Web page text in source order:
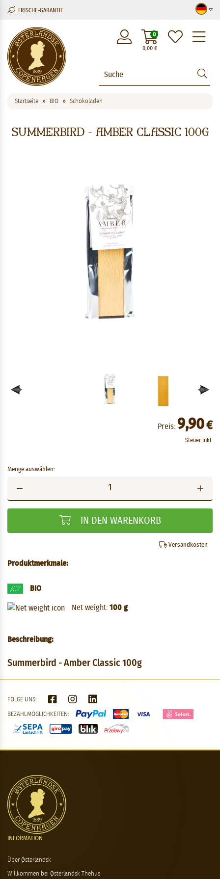
FRISCHE-GARANTIE
0,00€
0
Startseite BIO Schokoladen
Summerbird - Amber Classic 100g
Preis: 9,90€
Steuer inkl.
Menge auswählen:
IN DEN WARENKORB
Versandkosten
Produktmerkmale:
BIO
Net weight: 100 g
Beschreibung:
Summerbird - Amber Classic 100g
FOLGE UNS:
BEZAHLMÖGLICHKEITEN:
INFORMATION
Über Østerlandsk
Willkommen bei Østerlandsk Thehus